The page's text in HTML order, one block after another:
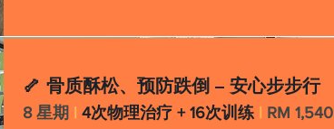
🦴 骨质酥松、预防跌倒 – 安心步步行
8 星期 4次物理治疗 + 16次训练 RM 1,540